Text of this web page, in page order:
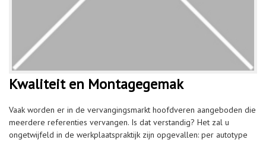
Kwaliteit en Montagegemak
Vaak worden er in de vervangingsmarkt hoofdveren aangeboden die
meerdere referenties vervangen. Is dat verstandig? Het zal u
ongetwijfeld in de werkplaatspraktijk zijn opgevallen: per autotype